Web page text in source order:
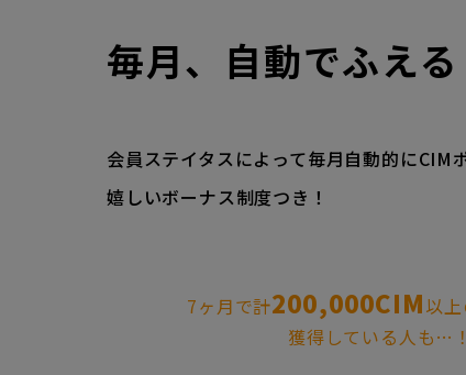
毎月、自動でふえる
会員ステイタスによって毎月自動的にCIM
嬉しいボーナス制度つき！
7ヶ月で計200,000CIM以
獲得している人も…！